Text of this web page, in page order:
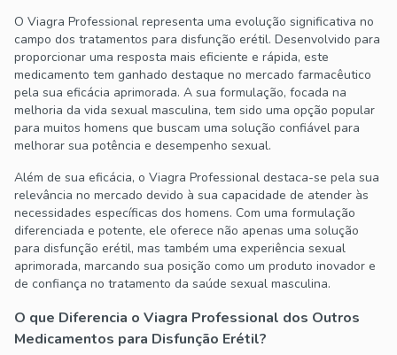
O Viagra Professional representa uma evolução significativa no
campo dos tratamentos para disfunção erétil. Desenvolvido para
proporcionar uma resposta mais eficiente e rápida, este
medicamento tem ganhado destaque no mercado farmacêutico
pela sua eficácia aprimorada. A sua formulação, focada na
melhoria da vida sexual masculina, tem sido uma opção popular
para muitos homens que buscam uma solução confiável para
melhorar sua potência e desempenho sexual.
Além de sua eficácia, o Viagra Professional destaca-se pela sua
relevância no mercado devido à sua capacidade de atender às
necessidades específicas dos homens. Com uma formulação
diferenciada e potente, ele oferece não apenas uma solução
para disfunção erétil, mas também uma experiência sexual
aprimorada, marcando sua posição como um produto inovador e
de confiança no tratamento da saúde sexual masculina.
O que Diferencia o Viagra Professional dos Outros
Medicamentos para Disfunção Erétil?